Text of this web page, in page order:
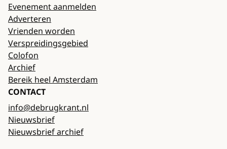
Evenement aanmelden
Adverteren
Vrienden worden
Verspreidingsgebied
Colofon
Archief
Bereik heel Amsterdam
CONTACT
info@debrugkrant.nl
Nieuwsbrief
Nieuwsbrief archief